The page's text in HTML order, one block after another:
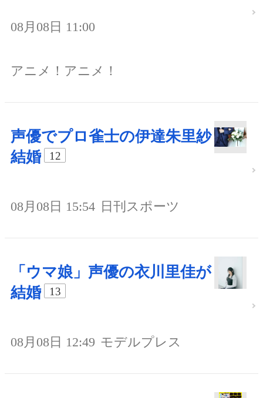
08月08日 11:00
アニメ！アニメ！
声優でプロ雀士の伊達朱里紗
結婚
12
08月08日 15:54 日刊スポーツ
「ウマ娘」声優の衣川里佳が
結婚
13
08月08日 12:49 モデルプレス